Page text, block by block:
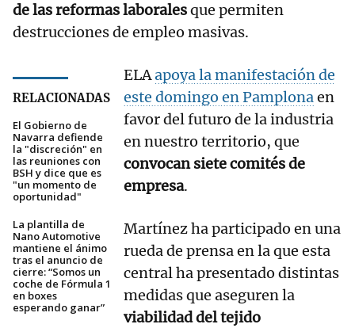
de las reformas laboralesque permiten
destrucciones de empleo masivas.
RELACIONADAS
El Gobierno de
Navarra defiende
la "discreción" en
las reuniones con
BSH y dice que es
"un momento de
oportunidad"
La plantilla de
Nano Automotive
mantiene el ánimo
tras el anuncio de
cierre: “Somos un
coche de Fórmula 1
en boxes
esperando ganar”
ELAapoya la manifestación de
este domingo en Pamplonaen
favor del futuro de la industria
en nuestro territorio, que
convocan siete comités de
empresa.
Martínez ha participado en una
rueda de prensa en la que esta
central ha presentado distintas
medidas que aseguren la
viabilidad del tejido